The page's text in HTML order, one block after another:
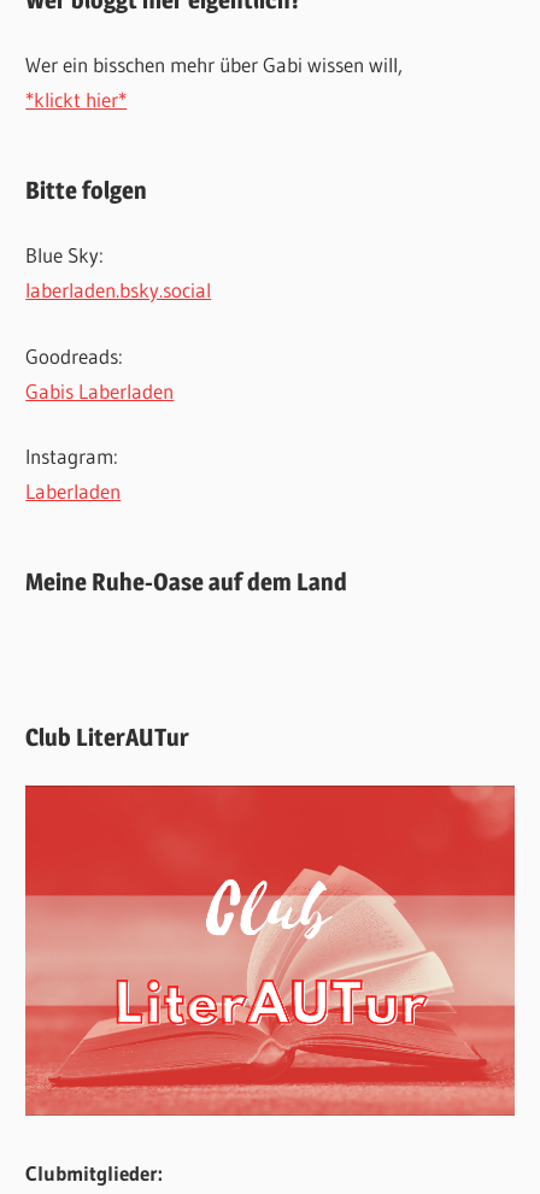
Wer ein bisschen mehr über Gabi wissen will,
*klickt hier*
Bitte folgen
Blue Sky:
laberladen.bsky.social
Goodreads:
Gabis Laberladen
Instagram:
Laberladen
Meine Ruhe-Oase auf dem Land
Club LiterAUTur
Clubmitglieder: